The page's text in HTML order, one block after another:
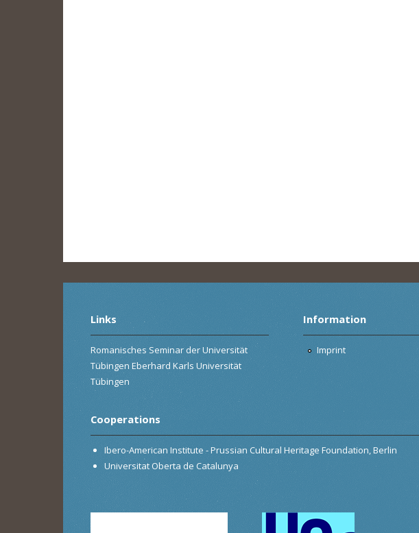
Links
Romanisches Seminar der Universität
Tübingen Eberhard Karls Universität
Tübingen
Information
Imprint
Cooperations
Ibero-American Institute - Prussian Cultural Heritage Foundation, Berlin
Universitat Oberta de Catalunya